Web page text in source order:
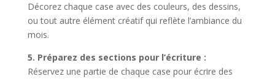
Décorez chaque case avec des couleurs, des dessins,
ou tout autre élément créatif qui reflète l’ambiance du
mois.
5. Préparez des sections pour l’écriture :
Réservez une partie de chaque case pour écrire des